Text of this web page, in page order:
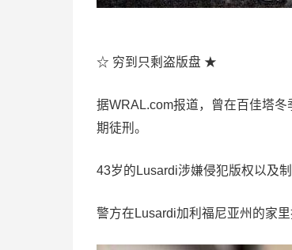
☆ 穷到只剩盗版盘 ★
据WRAL.com报道，曾在百佳塔
期徒刑。
43岁的Lusardi涉嫌侵犯版权以及
警方在Lusardi加利福尼亚州的家